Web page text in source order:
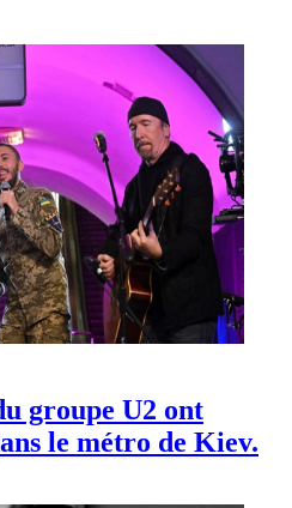
groupe U2 ont
le métro de Kiev.